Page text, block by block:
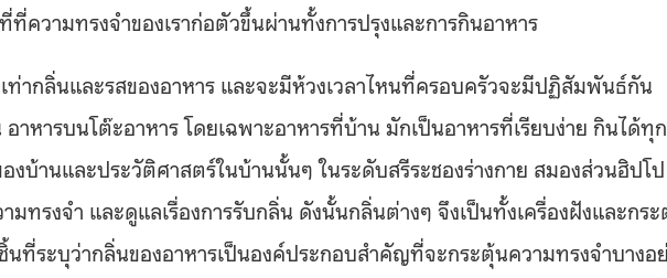
ความทรงจำของเราก่อตัวขึ้นผ่านทั้งการปรุงและการกินอาหาร
ท่ากลิ่นและรสของอาหาร และจะมีห้วงเวลาไหนที่ครอบครัวจะมีปฏิสัมพันธ์กัน
อาหารบนโต๊ะอาหาร โดยเฉพาะอาหารที่บ้าน มักเป็นอาหารที่เรียบง่าย กินได้ทุก
งบ้านและประวัติศาสตร์ในบ้านนั้นๆ ในระดับสรีระชองร่างกาย สมองส่วนฮิปโป
มทรงจำ และดูแลเรื่องการรับกลิ่น ดังนั้นกลิ่นต่างๆ จึงเป็นทั้งเครื่องฝังและกร
ที่ระบุว่ากลิ่นของอาหารเป็นองค์ประกอบสำคัญที่จะกระตุ้นความทรงจำบางอ